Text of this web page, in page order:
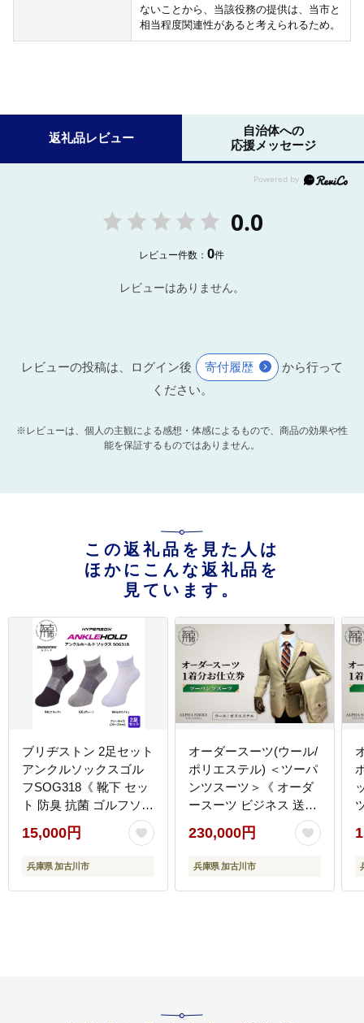
ないことから、当該役務の提供は、当市と
相当程度関連性があると考えられるため。
返礼品レビュー
自治体への
応援メッセージ
0.0
レビュー件数：0件
レビューはありません。
レビューの投稿は、ログイン後 寄付履歴
から行って
ください。
※レビューは、個人の主観による感想・体感によるもので、商品の効果や性
能を保証するものではありません。
この返礼品を見た人は
ほかにこんな返礼品を
見ています。
ブリヂストン 2足セット
アンクルソックスゴル
フSOG318《 靴下 セッ
ト 防臭 抗菌 ゴルフソッ
クス 2足セット プレゼ
ント 送料無料 》
【2401T14001】
15,000円
兵庫県 加古川市
オーダースーツ(ウール/
ポリエステル) ＜ツーパ
ンツスーツ＞《 オーダ
ースーツ ビジネス 送料
無料 オーダー 成人式 入
社式 ギフト プレゼント
贈り物 》
230,000円
兵庫県 加古川市